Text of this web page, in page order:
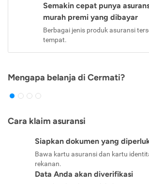
Semakin cepat punya
murah premi yang dibayar
Berbagai jenis produk asuransi
tempat.
Mengapa belanja di Cermati?
Cara klaim asuransi
Siapkan dokumen yang
Bawa kartu asuransi dan kartu
rekanan.
Data Anda akan diverifikasi